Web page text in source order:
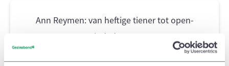
Ann Reymen: van heftige tiener tot open-
minded mama